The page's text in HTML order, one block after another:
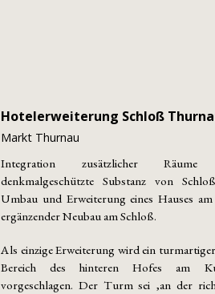
Hotelerweiterung Schloß
Markt Thurnau
Integration zusätzlicher
denkmalgeschützte Substanz von
Umbau und Erweiterung eines Hauses
ergänzender Neubau am Schloß.
Als einzige Erweiterung wird ein
Bereich des hinteren Hofes am
vorgeschlagen. Der Turm sei ‚an der